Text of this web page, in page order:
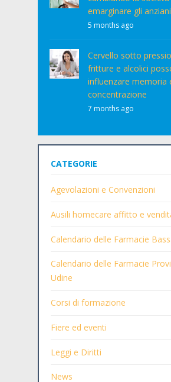
emarginare gli
5 months ago
Cervello sotto
fritture e alcolici
influenzare memoria
concentrazione
7 months ago
CATEGORIE
Agevolazioni e Convenzioni
Ausili homecare affitto e
Calendario delle Farmacie
Calendario delle Farmacie
Udine
Corsi di formazione
Fiere ed eventi
Leggi e Diritti
News